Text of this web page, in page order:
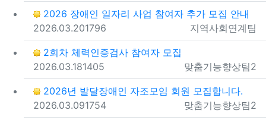
2026 장애인 일자리 사업 참여자 추가 모집 안내
등록자
지역사회연계팀
등록일
2026.03.20조회
1796
2회차 체력인증검사 참여자 모집
등록자
맞춤기능향상팀2
등록일
2026.03.18조회
1405
2026년 발달장애인 자조모임 회원 모집합니다.
등록자
맞춤기능향상팀2
등록일
2026.03.09조회
1754